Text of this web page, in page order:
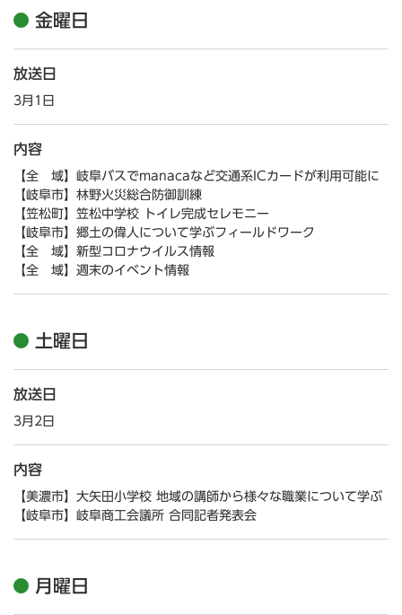
金曜日
放送日
3月1日
内容
【全 域】岐阜バスでmanacaなど交通系ICカードが利用可能に
【岐阜市】林野火災総合防御訓練
【笠松町】笠松中学校 トイレ完成セレモニー
【岐阜市】郷土の偉人について学ぶフィールドワーク
【全 域】新型コロナウイルス情報
【全 域】週末のイベント情報
土曜日
放送日
3月2日
内容
【美濃市】大矢田小学校 地域の講師から様々な職業について学ぶ
【岐阜市】岐阜商工会議所 合同記者発表会
月曜日